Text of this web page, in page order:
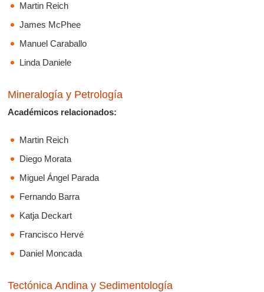
Martin Reich
James McPhee
Manuel Caraballo
Linda Daniele
Mineralogía y Petrología
Académicos relacionados:
Martin Reich
Diego Morata
Miguel Ángel Parada
Fernando Barra
Katja Deckart
Francisco Hervé
Daniel Moncada
Tectónica Andina y Sedimentología